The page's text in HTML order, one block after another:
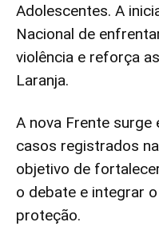
Adolescentes. A
Nacional de
violência e reforça
Laranja.
A nova Frente
casos registrados
objetivo de
o debate e integrar
proteção.